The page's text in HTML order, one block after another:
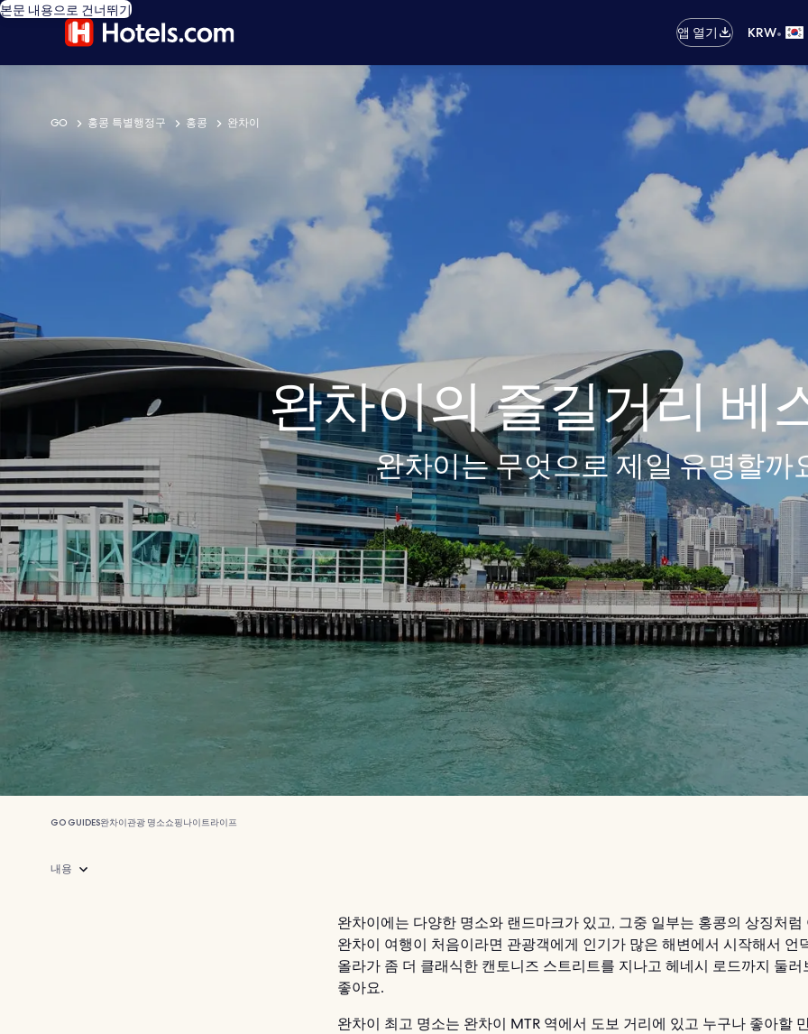
본문 내용으로 건너뛰기
앱 열기
KRW•
GO 홍콩 특별행정구 홍콩 완차이
완차이의 즐길거리 베
완차이는 무엇으로 제일 유명할까
GO GUIDES완차이관광 명소쇼핑나이트라이프
내용
완차이에는 다양한 명소와 랜드마크가 있고, 그중 일부는 홍콩의 상징처럼
완차이 여행이 처음이라면 관광객에게 인기가 많은 해변에서 시작해서 언
올라가 좀 더 클래식한 캔토니즈 스트리트를 지나고 헤네시 로드까지 둘러
좋아요.
완차이 최고 명소는 완차이 MTR 역에서 도보 거리에 있고 누구나 좋아할